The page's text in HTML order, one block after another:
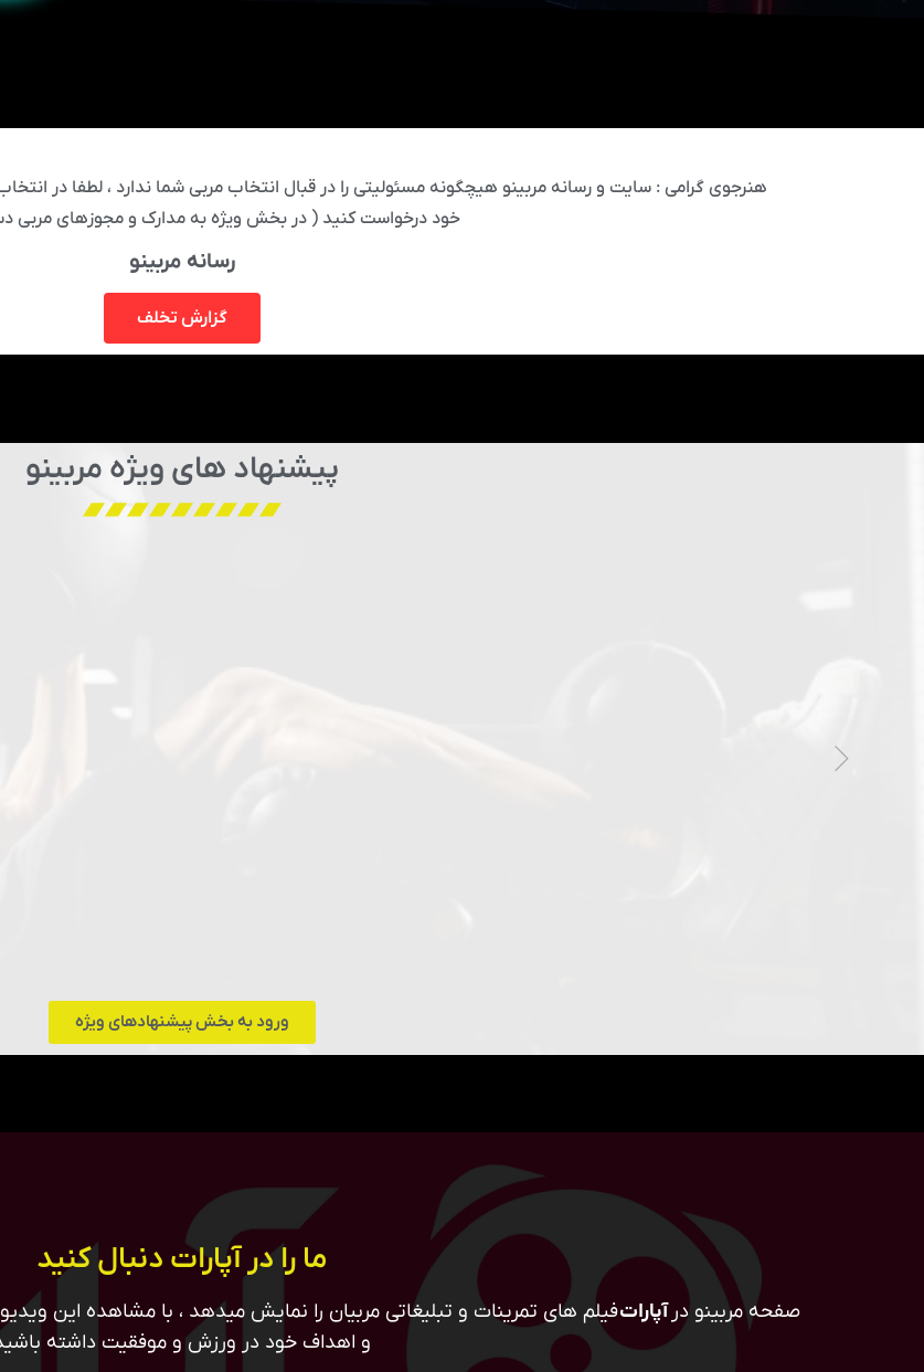
هنرجوی گرامی : سایت و رسانه مربینو هیچگونه مسئولیتی را در قبال انتخاب مربی شما ندارد ، لطفا در
خود درخواست کنید ( در بخش ویژه به مدارک و مجوزهای مربی
رسانه مربینو
گزارش تخلف
پیشنهاد های ویژه مربینو
ورود به بخش پیشنهادهای ویژه
ما را در آپارات دنبال کنید
صفحه مربینو در آپاراتفیلم های تمرینات و تبلیغاتی مربیان را نمایش میدهد ، با مشاهده این
و اهداف خود در ورزش و موفقیت داشته